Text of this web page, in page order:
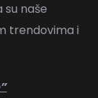
su naše
trendovima i